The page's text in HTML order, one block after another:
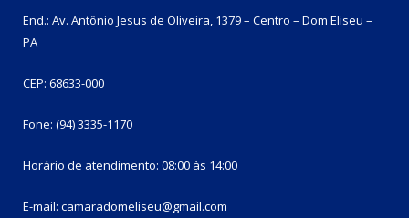
End.: Av. Antônio Jesus de Oliveira, 1379 – Centro – Dom Eliseu –
PA
CEP: 68633-000
Fone: (94) 3335-1170
Horário de atendimento: 08:00 às 14:00
E-mail: camaradomeliseu@gmail.com